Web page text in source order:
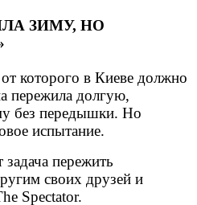
ЗИМУ, НО
которого в Киеве должно
пережила долгую,
без передышки. Но
испытание.
задача пережить
своих друзей и
Spectator.